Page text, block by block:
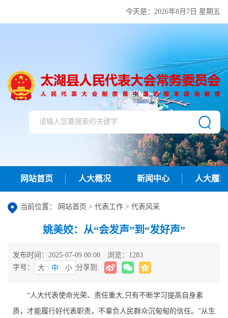
今天是： 2026年8月7日 星期五
网站首页 人大概况 新闻中心 人大履职
当前位置： 网站首页 > 代表工作 > 代表风采
姚美姣：从“会发声”到“发好声”
发布时间：2025-07-09 00:00 浏览： 1283
字号：
大 中 小 分享到:
“人大代表使命光荣、责任重大,只有不断学习提高自身素
质，才能履行好代表职责，不辜负人民群众沉甸甸的信任。”从生